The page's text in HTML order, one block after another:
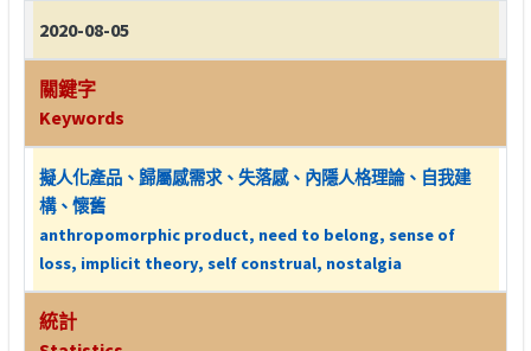
2020-08-05
關鍵字
Keywords
擬人化產品、歸屬感需求、失落感、內隱人格理論、自我建
構、懷舊
anthropomorphic product, need to belong, sense of
loss, implicit theory, self construal, nostalgia
統計